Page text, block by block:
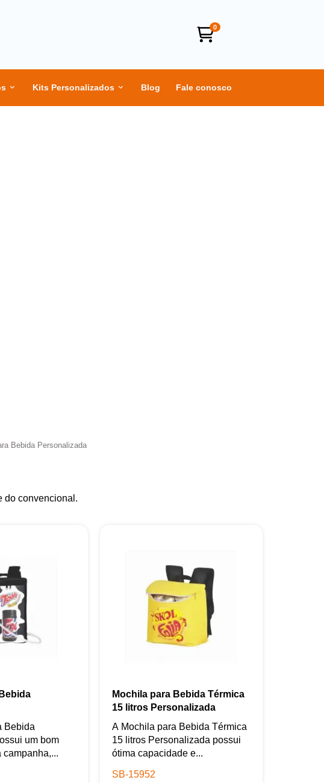
0
Kits Personalizados Blog Fale conosco
Bebida Personalizada
do convencional.
Bebida
um bom
campanha,...
Mochila para Bebida Térmica
15 litros Personalizada
A Mochila para Bebida Térmica
15 litros Personalizada possui
ótima capacidade e...
SB-15952